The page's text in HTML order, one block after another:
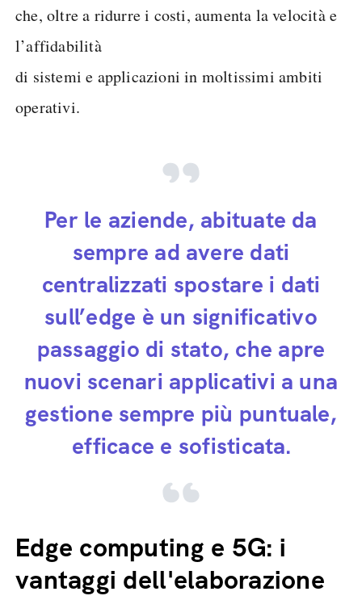
che, oltre a ridurre i costi, aumenta la velocità e
l’affidabilità
di sistemi e applicazioni in moltissimi ambiti
operativi.
Per le aziende, abituate da
sempre ad avere dati
centralizzati spostare i dati
sull’edge è un significativo
passaggio di stato, che apre
nuovi scenari applicativi a una
gestione sempre più puntuale,
efficace e sofisticata.
Edge computing e 5G: i
vantaggi dell'elaborazione